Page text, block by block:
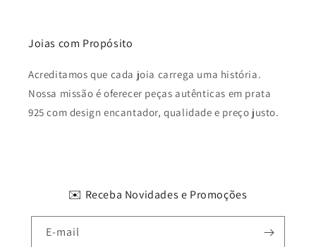
Joias com Propósito
Acreditamos que cada joia carrega uma história.
Nossa missão é oferecer peças autênticas em prata
925 com design encantador, qualidade e preço justo.
✉️ Receba Novidades e Promoções
E-mail